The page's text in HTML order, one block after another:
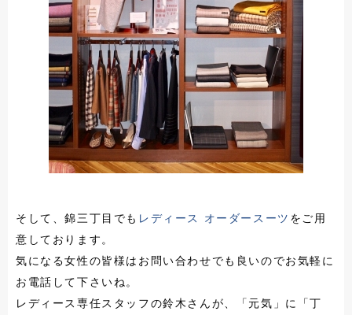
そして、錦三丁目でも レディース オーダースーツ をご用
意しております。
気になる女性の皆様はお問い合わせでも良いのでお気軽に
お電話して下さいね。
レディース専任スタッフの鈴木さんが、「元気」に「丁